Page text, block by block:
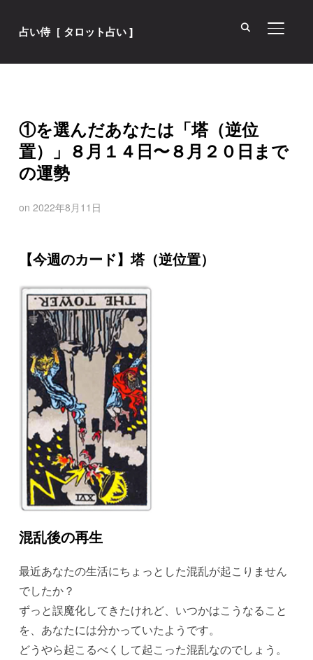
占い侍［ タロット占い ] サイド
①を選んだあなたは「塔（逆位
置）」８月１４日〜８月２０日まで
の運勢
on 2022年8月11日
【今週のカード】塔（逆位置）
混乱後の再生
最近あなたの生活にちょっとした混乱が起こりません
でしたか？
ずっと誤魔化してきたけれど、いつかはこうなること
を、あなたには分かっていたようです。
どうやら起こるべくして起こった混乱なのでしょう。